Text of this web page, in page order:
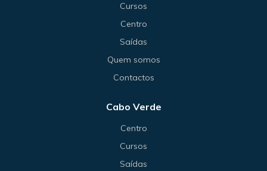
Cursos
Centro
Saídas
Quem somos
Contactos
Cabo Verde
Centro
Cursos
Saídas